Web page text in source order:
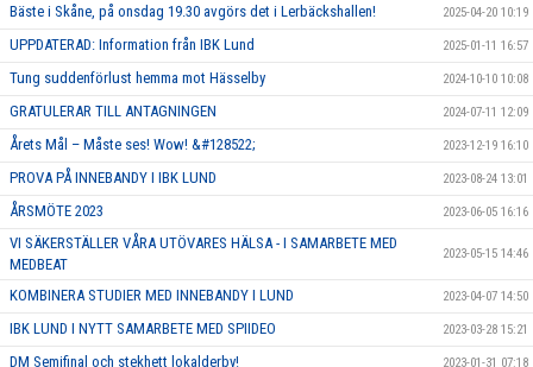
Bäste i Skåne, på onsdag 19.30 avgörs det i Lerbäckshallen! 2025-04-20 10:19
UPPDATERAD: Information från IBK Lund 2025-01-11 16:57
Tung suddenförlust hemma mot Hässelby 2024-10-10 10:08
GRATULERAR TILL ANTAGNINGEN 2024-07-11 12:09
Årets Mål – Måste ses! Wow! &#128522; 2023-12-19 16:10
PROVA PÅ INNEBANDY I IBK LUND 2023-08-24 13:01
ÅRSMÖTE 2023 2023-06-05 16:16
VI SÄKERSTÄLLER VÅRA UTÖVARES HÄLSA - I SAMARBETE MED
MEDBEAT
2023-05-15 14:46
KOMBINERA STUDIER MED INNEBANDY I LUND 2023-04-07 14:50
IBK LUND I NYTT SAMARBETE MED SPIIDEO 2023-03-28 15:21
DM Semifinal och stekhett lokalderby! 2023-01-31 07:18